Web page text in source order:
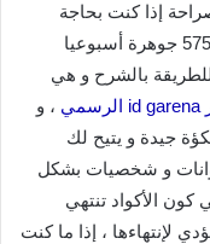
إذا كنت بحاجة
لجواهر لعبة فري فاير مجامية في حدود ال575 جوهرة أسبوعيا
بالشرح و هي
، و
جيدة و يتيح لك
و شخصيات بشكل
الأكواد تنتهي
لإنتهاءها ، إذا ما كنت